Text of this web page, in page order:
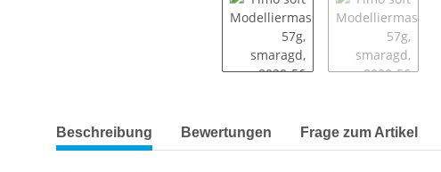
Beschreibung Bewertungen Frage zum Artikel